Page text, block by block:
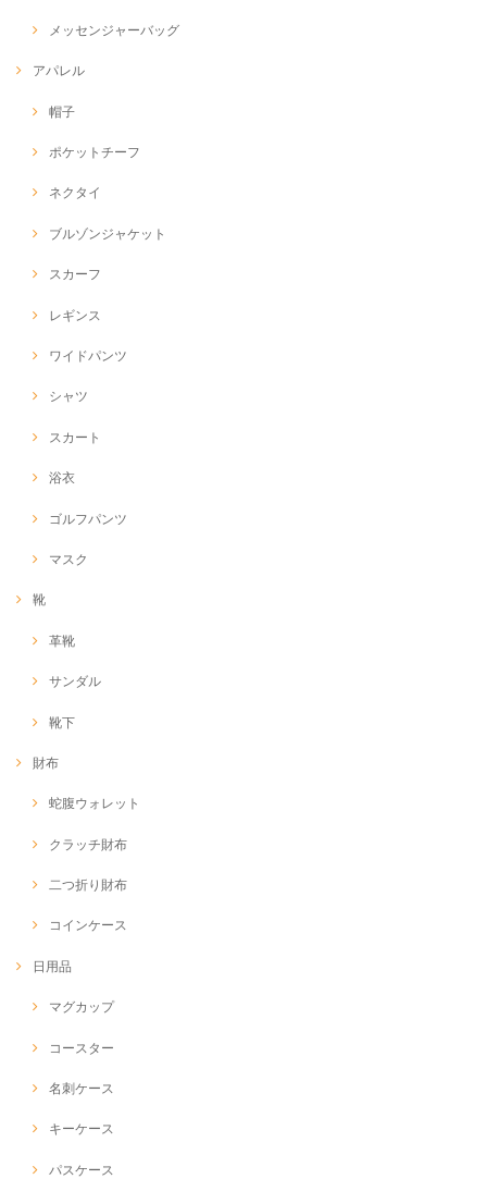
メッセンジャーバッグ
アパレル
帽子
ポケットチーフ
ネクタイ
ブルゾンジャケット
スカーフ
レギンス
ワイドパンツ
シャツ
スカート
浴衣
ゴルフパンツ
マスク
靴
革靴
サンダル
靴下
財布
蛇腹ウォレット
クラッチ財布
二つ折り財布
コインケース
日用品
マグカップ
コースター
名刺ケース
キーケース
パスケース